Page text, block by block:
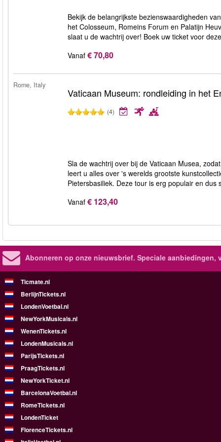
Bekijk de belangrijkste bezienswaardigheden
het Colosseum, Romeins Forum en Palatijn
slaat u de wachtrij over! Boek uw ticket voor
Vanaf € 70,80
Rome, Italy
Vaticaan Museum: rondleiding in het
(4)
Sla de wachtrij over bij de Vaticaan Musea,
leert u alles over 's werelds grootste
Pietersbasiliek. Deze tour is erg populair en
Vanaf € 123,40
Abonneren op onze nieuwsbrief. Speciale aanbiedingen,
Ticmate.nl
BerlijnTickets.nl
LondenVoetbal.nl
NewYorkMusicals.nl
WenenTickets.nl
LondenMusicals.nl
ParijsTickets.nl
PraagTickets.nl
NewYorkTicket.nl
BarcelonaVoetbal.nl
RomeTickets.nl
LondenTicket
FlorenceTickets.nl